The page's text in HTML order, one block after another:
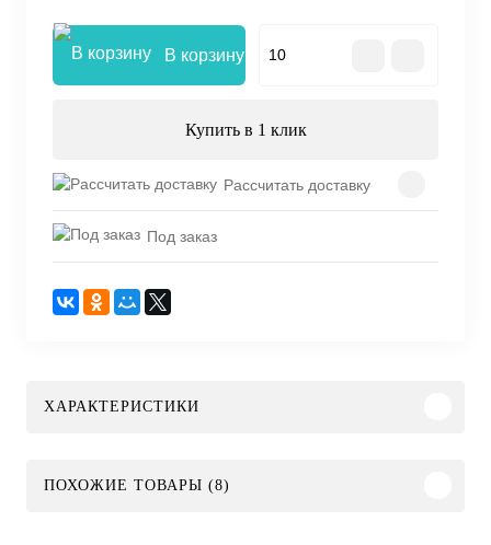
В корзину
Купить в 1 клик
Рассчитать доставку
Под заказ
ХАРАКТЕРИСТИКИ
ПОХОЖИЕ ТОВАРЫ (8)